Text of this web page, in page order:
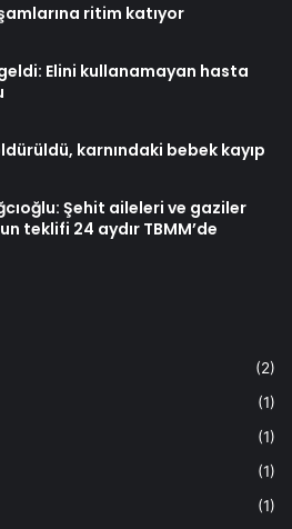
ritim katıyor
Elini kullanamayan hasta
karnındaki bebek kayıp
Şehit aileleri ve gaziler
teklifi 24 aydır TBMM’de
(2)
(1)
(1)
(1)
(1)